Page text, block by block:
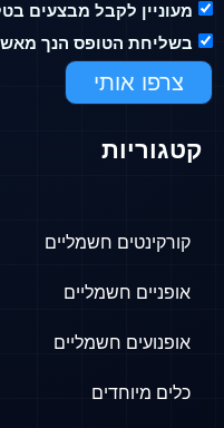
מעוניין לקבל מבצעים
בשליחת הטופס הנך
צרפו אותי
קטגוריות
קורקינטים חשמליים
אופניים חשמליים
אופנועים חשמליים
כלים מיוחדים